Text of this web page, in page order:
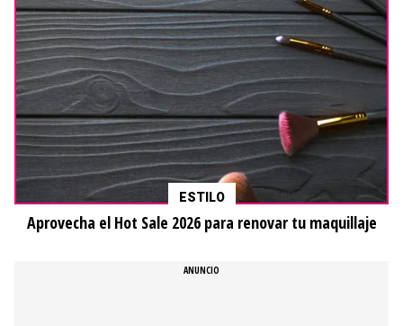
ESTILO
Aprovecha el Hot Sale 2026 para renovar tu maquillaje